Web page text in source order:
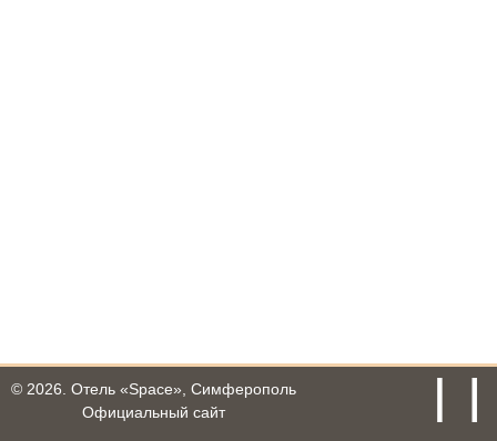
© 2026. Отель «Space», Симферополь
Официальный сайт